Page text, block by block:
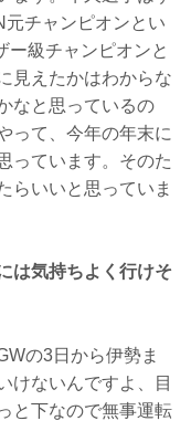
チャンピオンとい
ー級チャンピオンと
見えたかはわからな
なと思っているの
って、今年の年末に
っています。そのた
らいいと思っていま
は気持ちよく行けそ
の3日から伊勢ま
けないんですよ、目
と下なので無事運転